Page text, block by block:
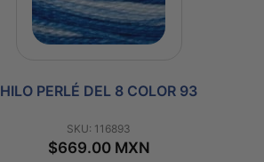
HILO PERLÉ DEL 8 COLOR 93
SKU: 116893
$669.00 MXN